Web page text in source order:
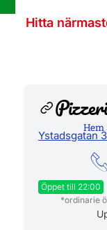
Hitta
Hem
Ystadsgatan
Öppet till 22:00
Måndag
*ordinarie